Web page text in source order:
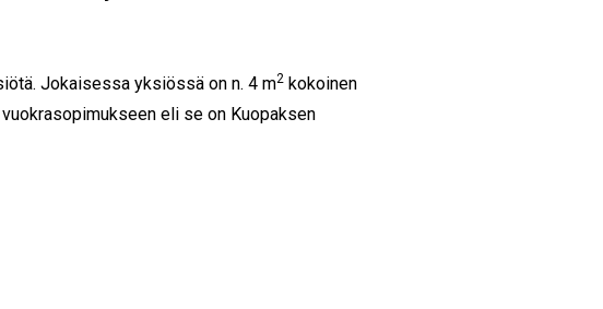
Jokaisessa yksiössä on n. 4 m2 kokoinen
eli se on Kuopaksen